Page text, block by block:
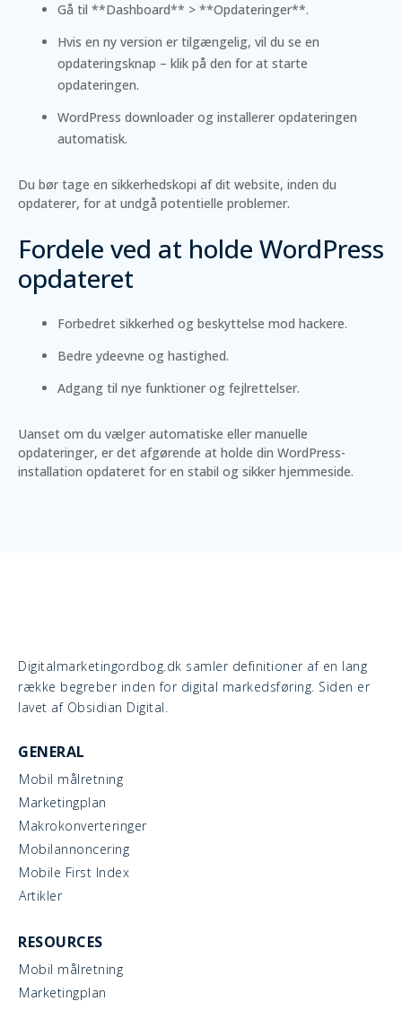
Gå til **Dashboard** > **Opdateringer**.
Hvis en ny version er tilgængelig, vil du se en
opdateringsknap – klik på den for at starte
opdateringen.
WordPress downloader og installerer opdateringen
automatisk.
Du bør tage en sikkerhedskopi af dit website, inden du
opdaterer, for at undgå potentielle problemer.
Fordele ved at holde WordPress
opdateret
Forbedret sikkerhed og beskyttelse mod hackere.
Bedre ydeevne og hastighed.
Adgang til nye funktioner og fejlrettelser.
Uanset om du vælger automatiske eller manuelle
opdateringer, er det afgørende at holde din WordPress-
installation opdateret for en stabil og sikker hjemmeside.
Digitalmarketingordbog.dk samler definitioner af en lang
række begreber inden for digital markedsføring. Siden er
lavet af Obsidian Digital.
GENERAL
Mobil målretning
Marketingplan
Makrokonverteringer
Mobilannoncering
Mobile First Index
Artikler
RESOURCES
Mobil målretning
Marketingplan